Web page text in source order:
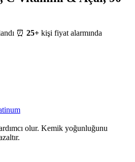
⏰ 25+ kişi fiyat alarmında
olur. Kemik yoğunluğunu